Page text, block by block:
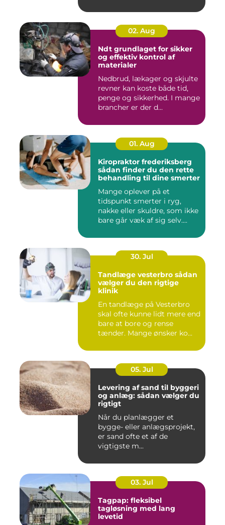
02. Aug
Ndt grundlaget for sikker
og effektiv kontrol af
materialer
Nedbrud, lækager og skjulte
revner kan koste både tid,
penge og sikkerhed. I mange
brancher er der d...
01. Aug
Kiropraktor frederiksberg
sådan finder du den rette
behandling til dine smerter
Mange oplever på et
tidspunkt smerter i ryg,
nakke eller skuldre, som ikke
bare går væk af sig selv....
30. Jul
Tandlæge vesterbro sådan
vælger du den rigtige
klinik
En tandlæge på Vesterbro
skal ofte kunne lidt mere end
bare at bore og rense
tænder. Mange ønsker ko...
05. Jul
Levering af sand til byggeri
og anlæg: sådan vælger du
rigtigt
Når du planlægger et
bygge- eller anlægsprojekt,
er sand ofte et af de
vigtigste m...
03. Jul
Tagpap: fleksibel
tagløsning med lang
levetid